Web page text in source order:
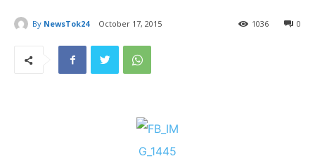
By NewsTok24 October 17, 2015 0
1036